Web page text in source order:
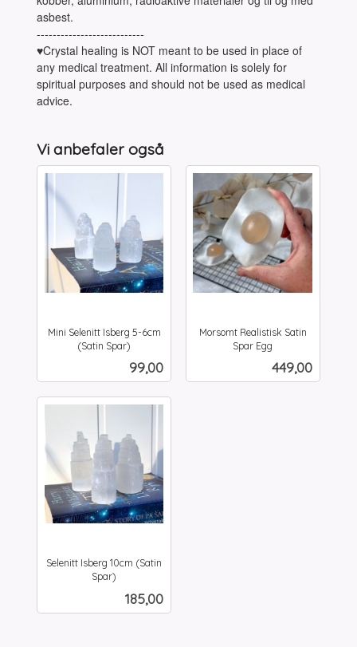
asbest.
---------------------------
♥Crystal healing is NOT meant to be used in place of
any medical treatment. All information is solely for
spiritual purposes and should not be used as medical
advice.
Vi anbefaler også
Mini Selenitt Isberg 5-6cm
(Satin Spar)
Pris
99,00
Morsomt Realistisk Satin
Spar Egg
Pris
449,00
Selenitt Isberg 10cm (Satin
Spar)
Pris
185,00